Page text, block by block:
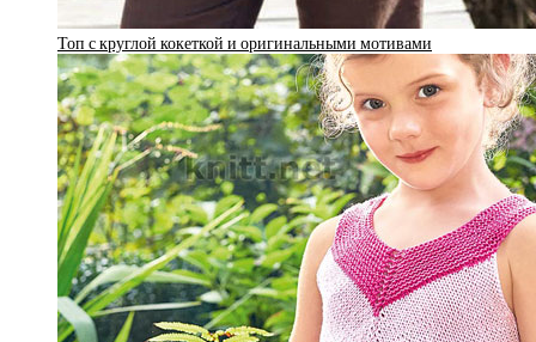
Топ с круглой кокеткой и оригинальными мотивами